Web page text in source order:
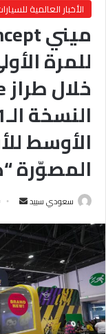
الأخبار العالمية
للمرة
الأوسط
المصوّرة
سعودي سبيد
س
ل
ب
ر
ي
د